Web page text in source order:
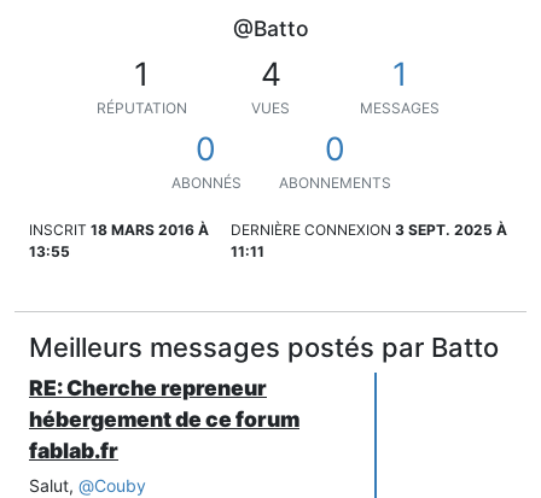
@Batto
1
RÉPUTATION
4
VUES
1
MESSAGES
0
ABONNÉS
0
ABONNEMENTS
INSCRIT 18 MARS 2016 À
13:55
DERNIÈRE CONNEXION 3 SEPT. 2025 À
11:11
Meilleurs messages postés par Batto
RE: Cherche repreneur
hébergement de ce forum
fablab.fr
Salut, @Couby